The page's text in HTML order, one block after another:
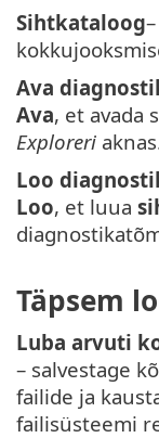
Sihtkataloog
Ava
Ava, et avada
Exploreri
Loo
Loo, et luua
Täpsem
Luba arvuti
– salvestage
failide ja
failisüsteemi